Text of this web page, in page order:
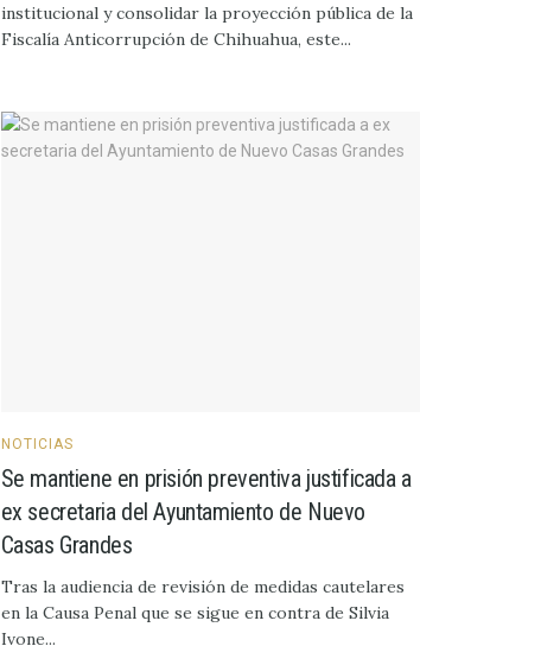
institucional y consolidar la proyección pública de la
Fiscalía Anticorrupción de Chihuahua, este...
NOTICIAS
Se mantiene en prisión preventiva justificada a
ex secretaria del Ayuntamiento de Nuevo
Casas Grandes
Tras la audiencia de revisión de medidas cautelares
en la Causa Penal que se sigue en contra de Silvia
Ivone...